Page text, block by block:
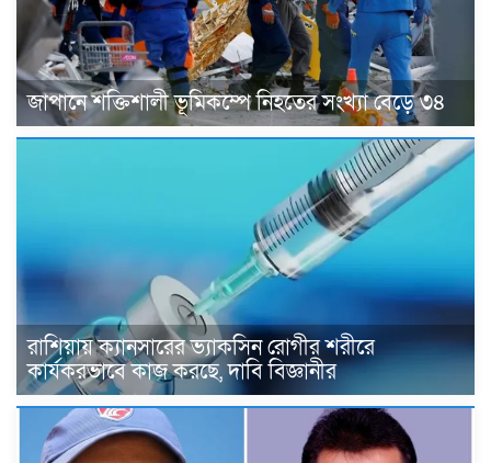
জাপানে শক্তিশালী ভূমিকম্পে নিহতের সংখ্যা বেড়ে ৩৪
রাশিয়ায় ক্যানসারের ভ্যাকসিন রোগীর শরীরে
কার্যকরভাবে কাজ করছে, দাবি বিজ্ঞানীর